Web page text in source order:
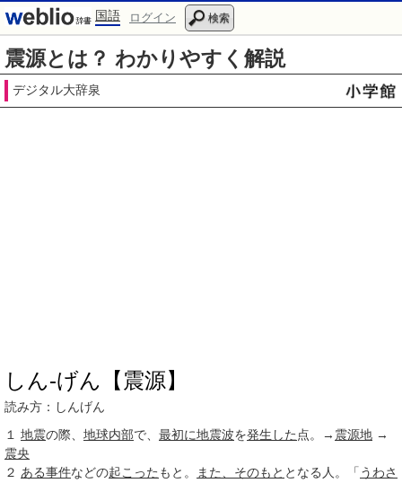
国語 ログイン 検索
震源とは？ わかりやすく解説
デジタル大辞泉
しん‐げん【震源】
読み方：しんげん
１
地震の際、 地球内部で、 最初に地震波を発生した 点。→ 震源地 →
震央
２ ある事件などの起こった もと。 また、 そのもと となる人。「 うわさ